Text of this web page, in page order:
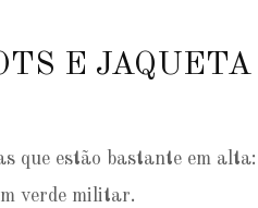
E JAQUETA
que estão bastante em alta:
verde militar.